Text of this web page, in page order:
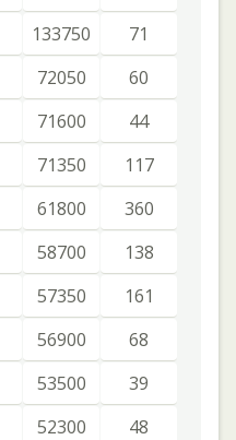
133750
71
72050
60
71600
44
71350
117
61800
360
58700
138
57350
161
56900
68
53500
39
52300
48